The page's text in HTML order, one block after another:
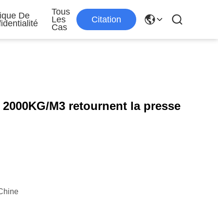
De
Tous
Les
Cas
Citation
M3 retournent la presse